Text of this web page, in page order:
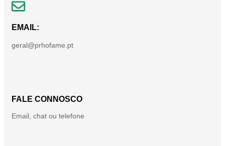
EMAIL:
geral@prhofame.pt
FALE CONNOSCO
Email, chat ou telefone